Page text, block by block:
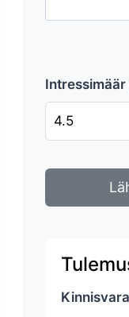
Intressimäär